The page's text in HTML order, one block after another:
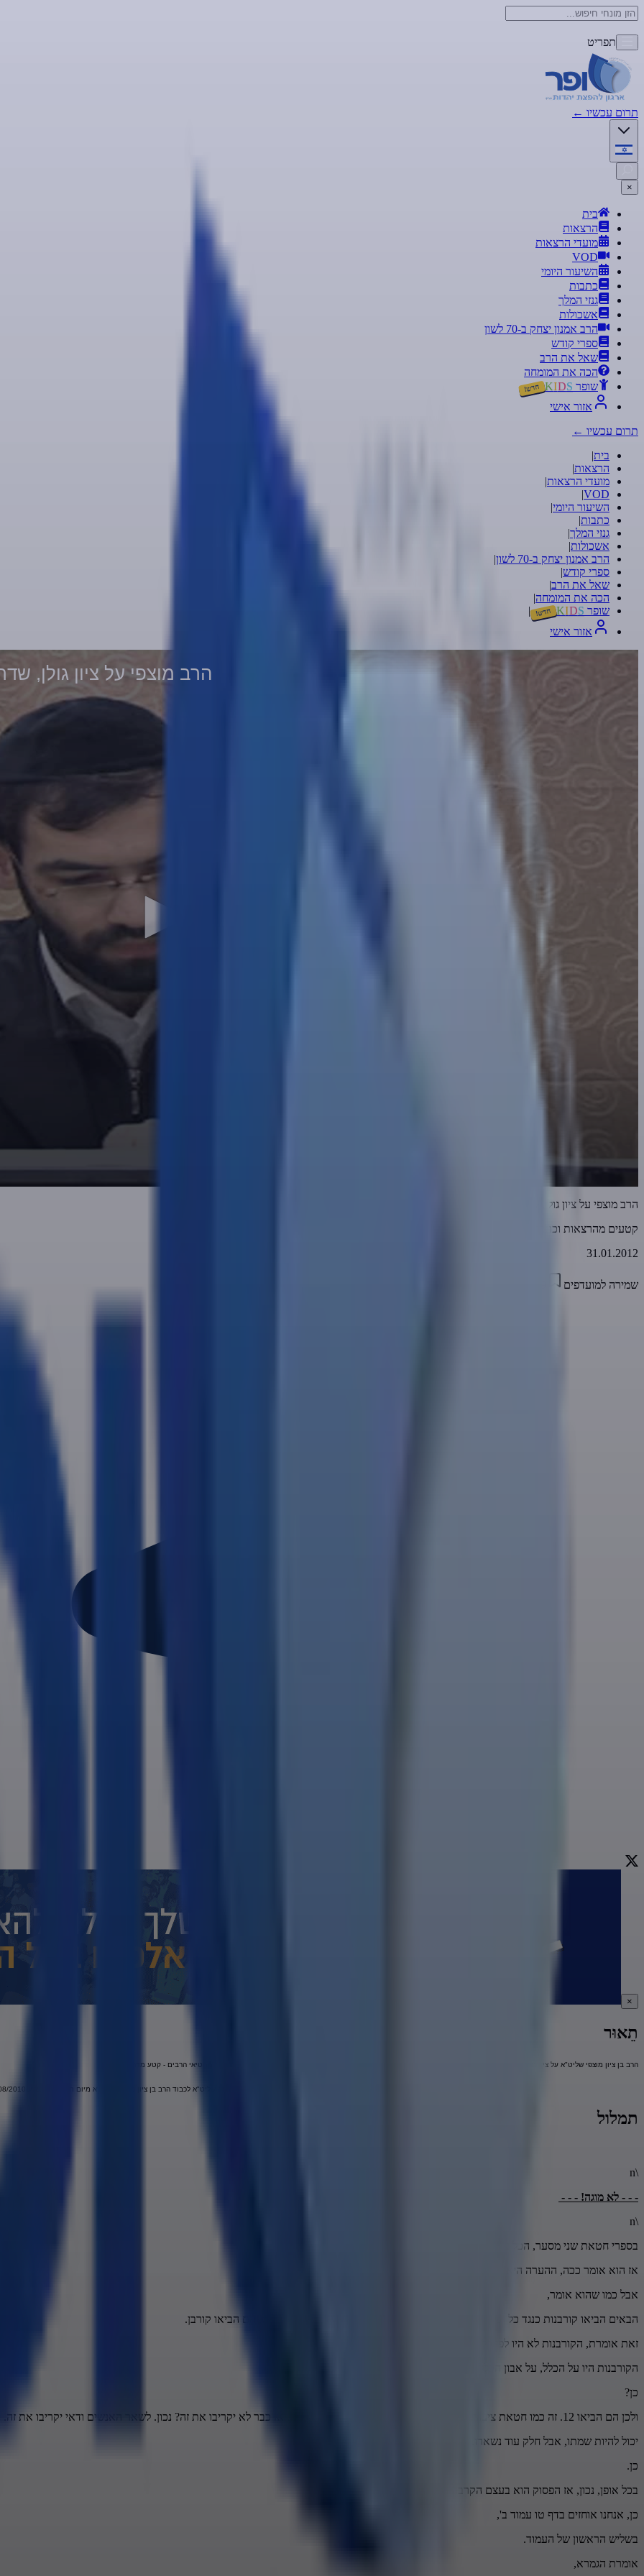
תפריט
תרום עכשיו ←
×
בית
הרצאות
מועדי הרצאות
VOD
השיעור היומי
כתבות
גנזי המלך
אשכולות
הרב אמנון יצחק ב-70 לשון
ספרי קודש
שאל את הרב
הכה את המומחה
שופר
KIDS חדש!
אזור אישי
תרום עכשיו ←
בית|
הרצאות|
מועדי הרצאות|
VOD
|
השיעור היומי|
כתבות|
גנזי המלך|
אשכולות|
הרב אמנון יצחק ב-70 לשון
|
ספרי קודש|
שאל את הרב|
הכה את המומחה|
שופר
KIDS חדש! |
אזור אישי
הרב מוצפי על ציון גולן,
הרב מוצפי על ציון גולן, שדרני הרדיו, מחטיאי הרבים, זמרים פסולים
קטעים מהרצאות וכתבות
31.01.2012
שמירה למועדפים
×
תֵאוּר
הרב בן ציון מוצפי שליט"א על ציון גולן, שדרני הרדיו, רבנים שמקרבים בעזרת זמרים פסולים, על מאבק הרב אמנון יצחק שליט"א, מופעים, ועל מחטיאי הרבים - קטע מדהים
מתוך המפגש בין כבוד הרב אמנון יצחק שליט"א לכבוד הרב בן ציון מוצפי שליט"א מיום ח' אלול התש"ע 18/08/2010
תמלול
\n
- - - לא מוגה! - - -
\n
בספרי חטאת שני מסער, הכל עולה לאשר.
אז הוא אומר ככה, ההערה היא הערה טובה, זאת אומרת ככה, בעצם כתוב הבאים,
אבל כמו שהוא אומר,
הבאים הביאו קורבנות כנגד כל ישראל, הביאו שני מסער, כתוב שהם הביאו כנגד כל שבט, הם הביאו קורבן.
זאת אומרת, הקורבנות לא היו לפי כל חוטא וחוטא,
הקורבנות היו על הכלל, על אבון הכלל,
כן?
ולכן הם הביאו 12. זה כמו חטאת ציבור, שימותו שתי אנשים מחטאת ציבור, אז מה, אז כבר לא יקריבו את זה? נכון. לשאר האנשים ודאי יקריבו את זה. נכון. אז גם שם אותו דבר. כן.
יכול להיות שמתו, אבל חלק עוד נשארו.
כן.
בכל אופן, נכון, אז הפסוק הוא בעצם הקרבה לכל ישראל.
כן, אנחנו אוחזים בדף טו עמוד ב',
בשליש הראשון של העמוד.
אומרת הגמרא,